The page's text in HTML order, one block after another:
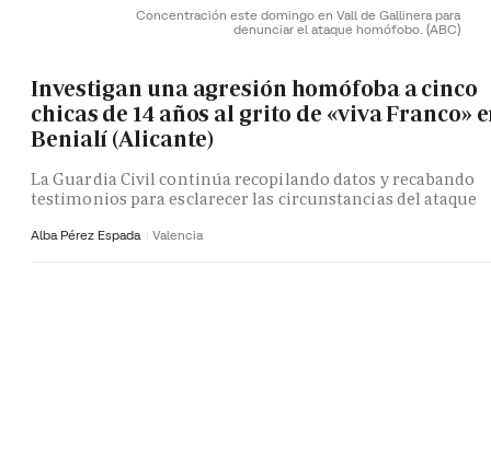
Concentración este domingo en Vall de Gallinera para
denunciar el ataque homófobo. (ABC)
Investigan una agresión homófoba a cinco
chicas de 14 años al grito de «viva Franco»
Benialí (Alicante)
La Guardia Civil continúa recopilando datos y recabando
testimonios para esclarecer las circunstancias del ataque
Alba Pérez Espada Valencia